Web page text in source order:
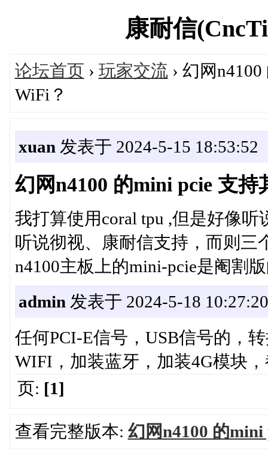
康耐信
论坛首页 › 玩家交流› 幻网
WiFi？
xuan 发表于 2024-5-15 18:53:52
幻网n4100 的mini pcie 支
我打算使用coral tpu ,但是好像
听说彻视、康耐信支持，而则三
n4100主板上的mini-pcie是阉割
admin 发表于 2024-5-18 10:27:20
任何PCI-E信号，USB信号的，
WIFI，加装蓝牙，加装4G模块
页: [1]
查看完整版本: 幻网n4100 的